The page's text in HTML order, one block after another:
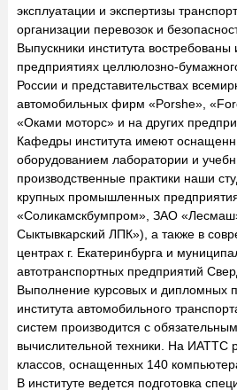
эксплуатации и экспертизы
организации перевозок и
Выпускники института
предприятиях целлюлозно-
России и представительствах
автомобильных фирм «Porshe»,
«Оками моторс» и на других
Кафедры института имеют
оборудованием лаборатории и
производственные практики наши
крупных промышленных
«Соликамскбумпром», ЗАО
Сыктывкарский ЛПК»), а также в
центрах г. Екатеринбурга и
автотранспортных предприятий
Выполнение курсовых и дипломных
института автомобильного
систем производится с
вычислительной техники. На ИАТТС
классов, оснащенных 140
В институте ведется подготовка